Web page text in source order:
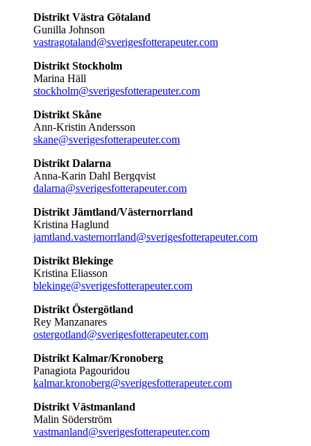
Distrikt Västra Götaland
Gunilla Johnson
vastragotaland@sverigesfotterapeuter.com
Distrikt Stockholm
Marina Häll
stockholm@sverigesfotterapeuter.com
Distrikt Skåne
Ann-Kristin Andersson
skane@sverigesfotterapeuter.com
Distrikt Dalarna
Anna-Karin Dahl Bergqvist
dalarna@sverigesfotterapeuter.com
Distrikt Jämtland/Västernorrland
Kristina Haglund
jamtland.vasternorrland@sverigesfotterapeuter.com
Distrikt Blekinge
Kristina Eliasson
blekinge@sverigesfotterapeuter.com
Distrikt Östergötland
Rey Manzanares
ostergotland@sverigesfotterapeuter.com
Distrikt Kalmar/Kronoberg
Panagiota Pagouridou
kalmar.kronoberg@sverigesfotterapeuter.com
Distrikt Västmanland
Malin Söderström
vastmanland@sverigesfotterapeuter.com